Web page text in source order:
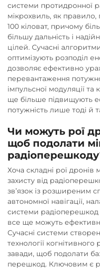
системи протидронної
мікрохвиль, як правило,
100 кіловат, причому
більшу дальність і
цілей. Сучасні
оптимізують розподіл
дозволяє ефективно
перевантаження
імпульсної модуляції
ще більше підвищують
потужність лише тоді й
Чи можуть рої
щоб подолати
Хоча складні рої
захисту від
зв’язок із розширеним
автономної навігації,
системи радіоперешкод
все ще можуть
Сучасні системи
технології
завади, щоб подолати
перешкод. Ключовим є